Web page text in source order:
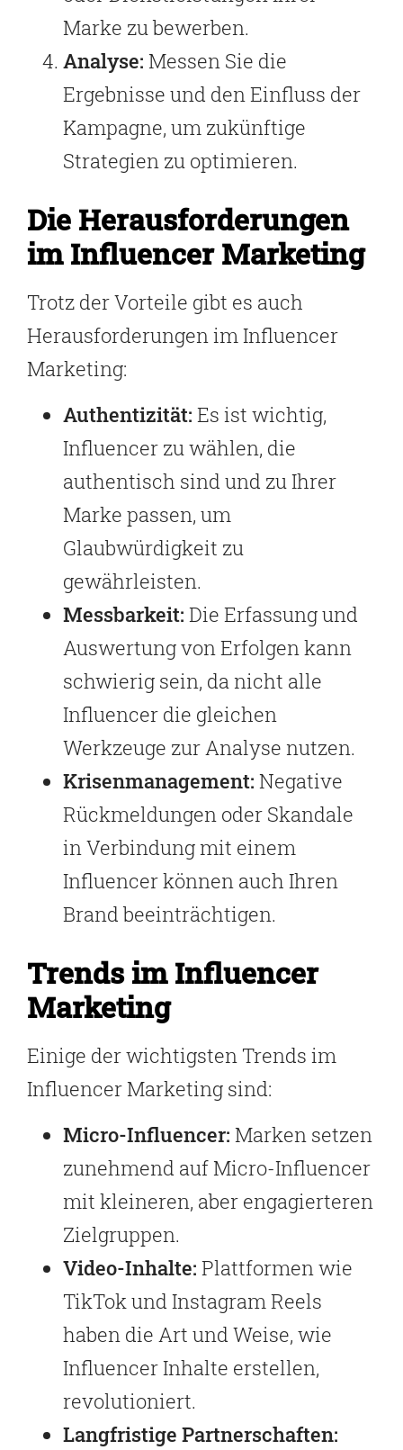
Marke zu bewerben.
Analyse: Messen Sie die
Ergebnisse und den Einfluss der
Kampagne, um zukünftige
Strategien zu optimieren.
Die Herausforderungen
im Influencer Marketing
Trotz der Vorteile gibt es auch
Herausforderungen im Influencer
Marketing:
Authentizität: Es ist wichtig,
Influencer zu wählen, die
authentisch sind und zu Ihrer
Marke passen, um
Glaubwürdigkeit zu
gewährleisten.
Messbarkeit: Die Erfassung und
Auswertung von Erfolgen kann
schwierig sein, da nicht alle
Influencer die gleichen
Werkzeuge zur Analyse nutzen.
Krisenmanagement: Negative
Rückmeldungen oder Skandale
in Verbindung mit einem
Influencer können auch Ihren
Brand beeinträchtigen.
Trends im Influencer
Marketing
Einige der wichtigsten Trends im
Influencer Marketing sind:
Micro-Influencer: Marken setzen
zunehmend auf Micro-Influencer
mit kleineren, aber engagierteren
Zielgruppen.
Video-Inhalte: Plattformen wie
TikTok und Instagram Reels
haben die Art und Weise, wie
Influencer Inhalte erstellen,
revolutioniert.
Langfristige Partnerschaften: